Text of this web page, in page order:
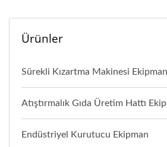
Ürünler
Sürekli Kızartma Makinesi
Atıştırmalık Gıda Üretim Hattı
Endüstriyel Kurutucu Ekipman